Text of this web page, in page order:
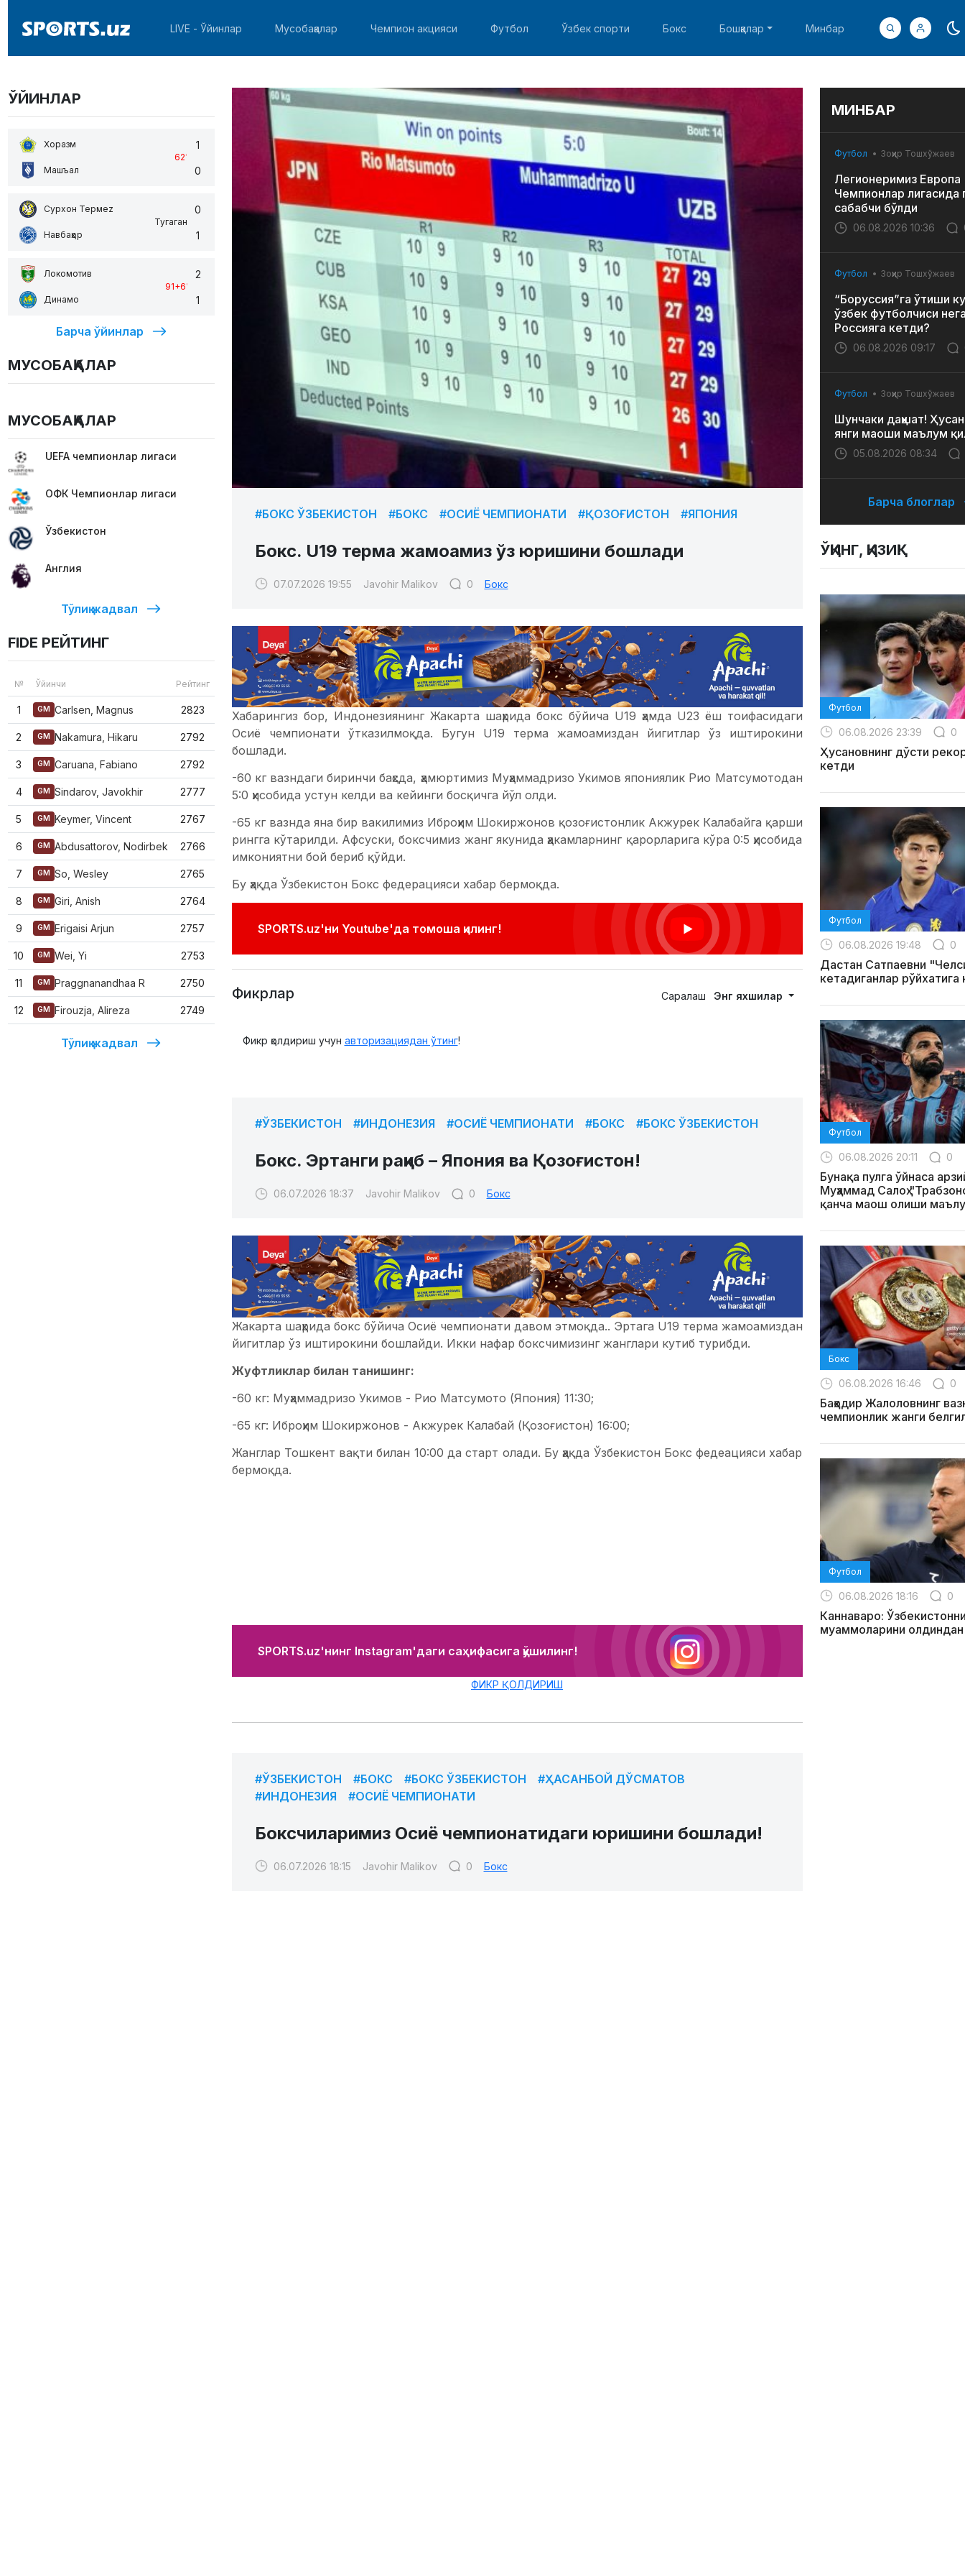
LIVE - Ўйинлар Мусобақалар Чемпион акцияси Футбол Ўзбек спорти Бокс Бошқалар Минбар
ЎЙИНЛАР
Хоразм
Машъал
62'
1
0
Сурхон Термеz
Навбаҳор
Тугаган
0
1
Локомотив
Динамо
91+6'
2
1
Барча ўйинлар
МУСОБАҚАЛАР
МУСОБАҚАЛАР
UEFA чемпионлар лигаси
ОФК Чемпионлар лигаси
Ўзбекистон
Англия
Тўлиқ жадвал
FIDE РЕЙТИНГ
№ Ўйинчи Рейтинг
1 GM Carlsen, Magnus 2823
2 GM Nakamura, Hikaru 2792
3 GM Caruana, Fabiano 2792
4 GM Sindarov, Javokhir 2777
5 GM Keymer, Vincent 2767
6 GM Abdusattorov, Nodirbek 2766
7 GM So, Wesley 2765
8 GM Giri, Anish 2764
9 GM Erigaisi Arjun 2757
10 GM Wei, Yi 2753
11 GM Praggnanandhaa R 2750
12 GM Firouzja, Alireza 2749
Тўлиқ жадвал
#БОКС ЎЗБЕКИСТОН #БОКС #ОСИЁ ЧЕМПИОНАТИ #ҚОЗОҒИСТОН #ЯПОНИЯ
Бокс. U19 терма жамоамиз ўз юришини бошлади
07.07.2026 19:55 Javohir Malikov 0 Бокс
Хабарингиз бор, Индонезиянинг Жакарта шаҳрида бокс бўйича U19 ҳамда U23 ёш тоифасидаги
Осиё чемпионати ўтказилмоқда. Бугун U19 терма жамоамиздан йигитлар ўз иштирокини
бошлади.
-60 кг вазндаги биринчи баҳсда, ҳамюртимиз Муҳаммадризо Укимов япониялик Рио Матсумотодан
5:0 ҳисобида устун келди ва кейинги босқичга йўл олди.
-65 кг вазнда яна бир вакилимиз Иброҳим Шокиржонов қозоғистонлик Акжурек Калабайга қарши
рингга кўтарилди. Афсуски, боксчимиз жанг якунида ҳакамларнинг қарорларига кўра 0:5 ҳисобида
имкониятни бой бериб қўйди.
Бу ҳақда Ўзбекистон Бокс федерацияси хабар бермоқда.
SPORTS.uz'ни Youtube'да томоша қилинг!
Фикрлар Саралаш Энг яхшилар
Фикр қолдириш учун авторизациядан ўтинг!
#ЎЗБЕКИСТОН #ИНДОНЕЗИЯ #ОСИЁ ЧЕМПИОНАТИ #БОКС #БОКС ЎЗБЕКИСТОН
Бокс. Эртанги рақиб – Япония ва Қозоғистон!
06.07.2026 18:37 Javohir Malikov 0 Бокс
Жакарта шаҳрида бокс бўйича Осиё чемпионати давом этмоқда.. Эртага U19 терма жамоамиздан
йигитлар ўз иштирокини бошлайди. Икки нафар боксчимизинг жанглари кутиб турибди.
Жуфтликлар билан танишинг:
-60 кг: Муҳаммадризо Укимов - Рио Матсумото (Япония) 11:30;
-65 кг: Иброҳим Шокиржонов - Акжурек Калабай (Қозоғистон) 16:00;
Жанглар Тошкент вақти билан 10:00 да старт олади. Бу ҳақда Ўзбекистон Бокс федеацияси хабар
бермоқда.
SPORTS.uz'нинг Instagram'даги саҳифасига қўшилинг!
ФИКР ҚОЛДИРИШ
#ЎЗБЕКИСТОН #БОКС #БОКС ЎЗБЕКИСТОН
#ҲАСАНБОЙ ДЎСМАТОВ
#ИНДОНЕЗИЯ
#ОСИЁ ЧЕМПИОНАТИ
Боксчиларимиз Осиё чемпионатидаги юришини бошлади!
06.07.2026 18:15 Javohir Malikov 0 Бокс
МИНБАР
Футбол Зоҳир Тошхўжаев
Легионеримиз Европа
Чемпионлар лигасида
сабабчи бўлди
06.08.2026 10:36
Футбол Зоҳир Тошхўжаев
“Боруссия”га ўтиши
ўзбек футболчиси
Россияга кетди?
06.08.2026 09:17
Футбол Зоҳир Тошхўжаев
Шунчаки даҳшат!
янги маоши маълум
05.08.2026 08:34
Барча блоглар
ЎҚИНГ, ҚИЗИҚ!
Футбол
06.08.2026 23:39 0
Ҳусановнинг дўсти
кетди
Футбол
06.08.2026 19:48 0
Дастан Сатпаевни
кетадиганлар
Футбол
06.08.2026 20:11 0
Бунақа пулга ўйнаса
Муҳаммад Салоҳ
қанча маош олиши
Бокс
06.08.2026 16:46 0
Баҳодир Жалоловнинг
чемпионлик жанги
Футбол
06.08.2026 18:16 0
Каннаваро:
муаммоларини олдиндан